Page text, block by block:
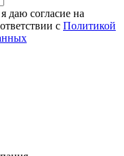
даю согласие на
с Политикой